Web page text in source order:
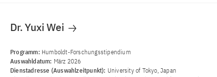
Dr. Yuxi Wei
Programm: Humboldt-Forschungsstipendium
Auswahldatum: März 2026
Dienstadresse (Auswahlzeitpunkt): University of Tokyo, Japan